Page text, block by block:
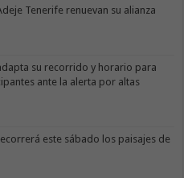
Tenerife renuevan su alianza
su recorrido y horario para
ante la alerta por altas
este sábado los paisajes de